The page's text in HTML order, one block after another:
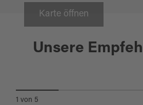
Karte öffnen
Unsere
Burglengenfeld
1 von 5